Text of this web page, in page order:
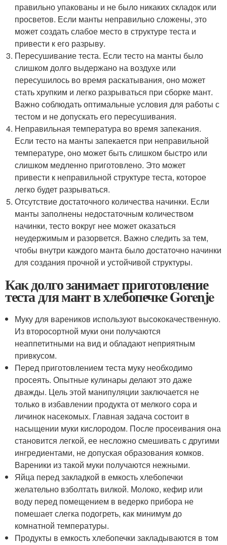
правильно упакованы и не было никаких складок или
просветов. Если манты неправильно сложены, это
может создать слабое место в структуре теста и
привести к его разрыву.
Пересушивание теста. Если тесто на манты было
слишком долго выдержано на воздухе или
пересушилось во время раскатывания, оно может
стать хрупким и легко разрываться при сборке мант.
Важно соблюдать оптимальные условия для работы с
тестом и не допускать его пересушивания.
Неправильная температура во время запекания.
Если тесто на манты запекается при неправильной
температуре, оно может быть слишком быстро или
слишком медленно приготовлено. Это может
привести к неправильной структуре теста, которое
легко будет разрываться.
Отсутствие достаточного количества начинки. Если
манты заполнены недостаточным количеством
начинки, тесто вокруг нее может оказаться
неудержимым и разорвется. Важно следить за тем,
чтобы внутри каждого манта было достаточно начинки
для создания прочной и устойчивой структуры.
Как долго занимает приготовление
теста для мант в хлебопечке Gorenje
Муку для вареников используют высококачественную.
Из второсортной муки они получаются
неаппетитными на вид и обладают неприятным
привкусом.
Перед приготовлением теста муку необходимо
просеять. Опытные кулинары делают это даже
дважды. Цель этой манипуляции заключается не
только в избавлении продукта от мелкого сора и
личинок насекомых. Главная задача состоит в
насыщении муки кислородом. После просеивания она
становится легкой, ее несложно смешивать с другими
ингредиентами, не допуская образования комков.
Вареники из такой муки получаются нежными.
Яйца перед закладкой в емкость хлебопечки
желательно взболтать вилкой. Молоко, кефир или
воду перед помещением в ведерко прибора не
помешает слегка подогреть, как минимум до
комнатной температуры.
Продукты в емкость хлебопечки закладываются в том